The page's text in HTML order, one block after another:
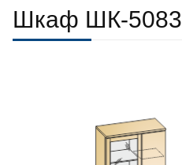
Шкаф ШК-5083